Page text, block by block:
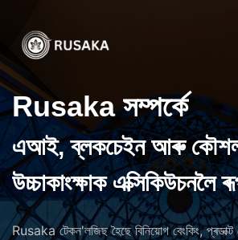
Rusaka সম্পৰ্কে
এআই, ব্লকচেইন আৰু
উচ্চাকাংক্ষাক এক্সিকিউচনলৈ
Rusaka টেকন'লজিছ হৈছে বিনিয়োগ বেংকিং,